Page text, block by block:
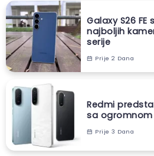
Galaxy S26
najboljih
serije
Prije 2 Dana
Redmi
sa
Prije 3 Dana